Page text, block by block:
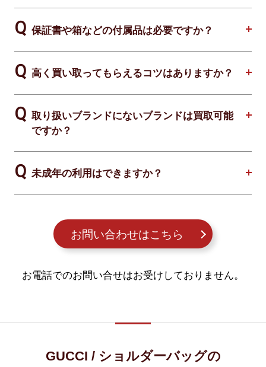
保証書や箱などの付属品は必要ですか？
高く買い取ってもらえるコツはありますか？
取り扱いブランドにないブランドは買取可能
ですか？
未成年の利用はできますか？
お問い合わせはこちら
お電話でのお問い合せはお受けしておりません。
GUCCI / ショルダーバッグの